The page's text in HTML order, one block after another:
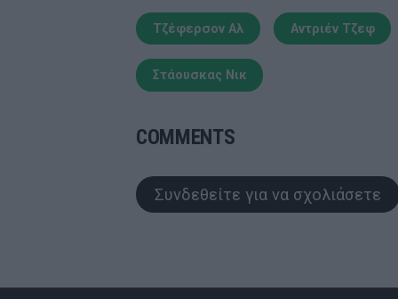
Τζέφερσον Αλ Αντριέν Τζεφ
Στάουσκας Νικ
COMMENTS
Συνδεθείτε για να σχολιάσετε